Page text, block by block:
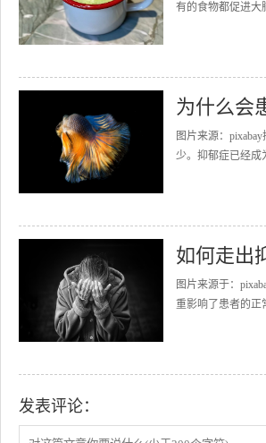
有的食物都促进大
为什么会
图片来源：
少。抑郁症已经成
如何走出
图片来源于：
重影响了患者的正
发表评论：